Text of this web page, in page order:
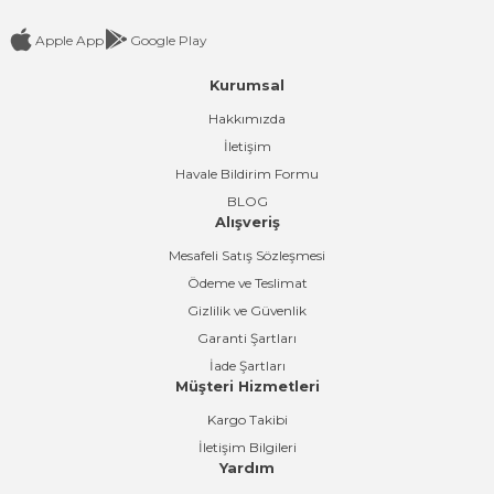
Apple App Google Play
Kurumsal
Hakkımızda
İletişim
Havale Bildirim Formu
BLOG
Alışveriş
Mesafeli Satış Sözleşmesi
Ödeme ve Teslimat
Gizlilik ve Güvenlik
Garanti Şartları
İade Şartları
Müşteri Hizmetleri
Kargo Takibi
İletişim Bilgileri
Yardım